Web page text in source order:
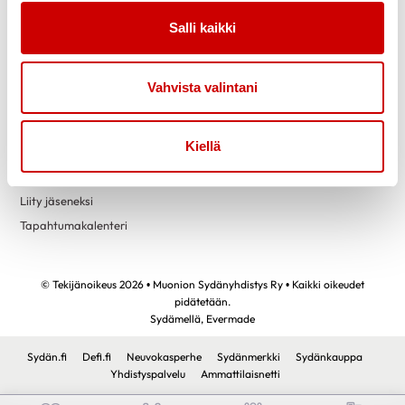
Salli kaikki
Vahvista valintani
Kiellä
Link to facebook
Link to twitterLink to instagram
Toimintaa
Liity jäseneksi
Tapahtumakalenteri
Yhteystiedot
© Tekijänoikeus 2026 • Muonion Sydänyhdistys Ry • Kaikki oikeudet
pidätetään.
Sydämellä, Evermade
Sydän.fi Defi.fi Neuvokasperhe Sydänmerkki
Sydänkauppa
Yhdistyspalvelu
Ammattilaisnetti